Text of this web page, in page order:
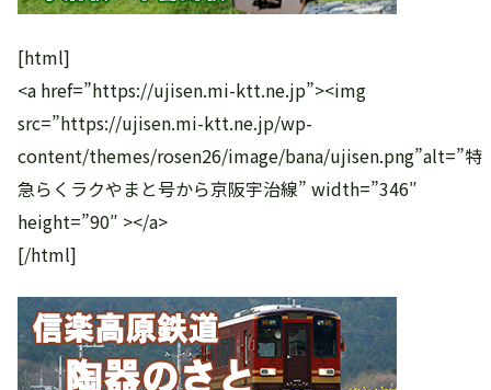
[html]
<a href=”https://ujisen.mi-ktt.ne.jp”><img
src=”https://ujisen.mi-ktt.ne.jp/wp-
content/themes/rosen26/image/bana/ujisen.png”alt=”特
急らくラクやまと号から京阪宇治線” width=”346″
height=”90″ ></a>
[/html]